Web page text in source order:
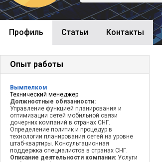
Профиль Cтатьи Контакты
Опыт работы
Вымпелком
Технический менеджер
Должностные обязанности:
Управление функцией планирования и
оптимизации сетей мобильной связи
дочерних компаний в странах СНГ.
Определение политик и процедур в
технологии планирования сетей на уровне
штаб-квартиры. Консультационная
поддержка специалистов в странах СНГ.
Описание деятельности компании: Услуги